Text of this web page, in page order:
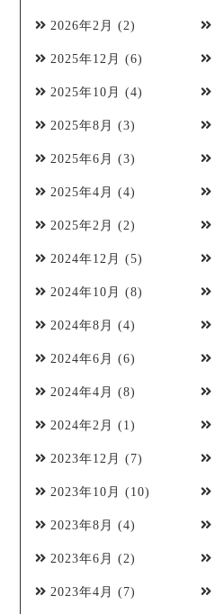
2026年2月 (2)
2025年12月 (6)
2025年10月 (4)
2025年8月 (3)
2025年6月 (3)
2025年4月 (4)
2025年2月 (2)
2024年12月 (5)
2024年10月 (8)
2024年8月 (4)
2024年6月 (6)
2024年4月 (8)
2024年2月 (1)
2023年12月 (7)
2023年10月 (10)
2023年8月 (4)
2023年6月 (2)
2023年4月 (7)